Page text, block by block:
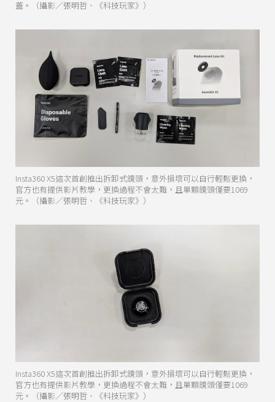
蓋。（攝影／張明哲、《科技玩家》）
Insta360 X5這次首創推出拆卸式鏡頭，意外損壞可以自行輕鬆更換，
官方也有提供影片教學，更換過程不會太難，且單顆鏡頭僅要1069
元。（攝影／張明哲、《科技玩家》）
Insta360 X5這次首創推出拆卸式鏡頭，意外損壞可以自行輕鬆更換，
官方也有提供影片教學，更換過程不會太難，且單顆鏡頭僅要1069
元。（攝影／張明哲、《科技玩家》）